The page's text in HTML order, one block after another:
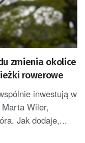
zmienia okolice
rowerowe
inwestują w
Wiler,
Jak dodaje,...